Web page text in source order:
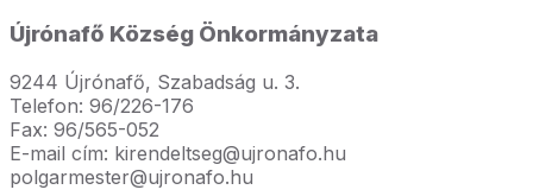
Újrónafő Község Önkormányzata
9244 Újrónafő, Szabadság u. 3.
Telefon: 96/226-176
Fax: 96/565-052
E-mail cím: kirendeltseg@ujronafo.hu
polgarmester@ujronafo.hu